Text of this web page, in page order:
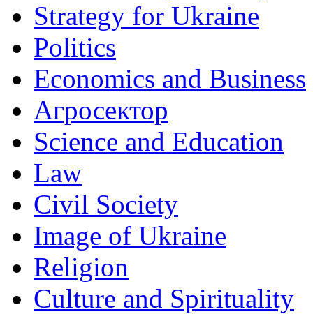
Strategy for Ukraine
Politics
Economics and Business
Агросектор
Science and Education
Law
Civil Society
Image of Ukraine
Religion
Culture and Spirituality